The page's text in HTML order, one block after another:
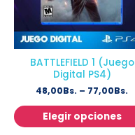
BATTLEFIELD 1 (Juego
Digital PS4)
48,00Bs. – 77,00Bs.
Elegir opciones